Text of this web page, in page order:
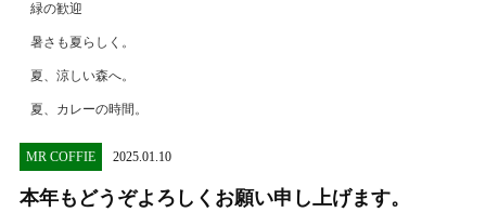
緑の歓迎
暑さも夏らしく。
夏、涼しい森へ。
夏、カレーの時間。
MR COFFIE 2025.01.10
本年もどうぞよろしくお願い申し上げます。